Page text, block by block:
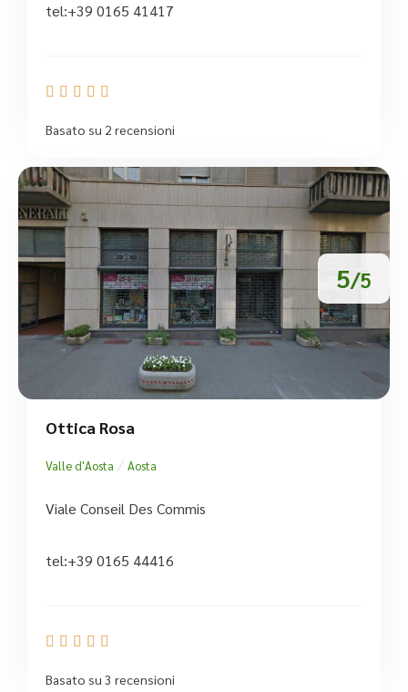
tel:+39 0165 41417
    
Basato su 2 recensioni
5/5
Ottica Rosa
Valle d'Aosta / Aosta
Viale Conseil Des Commis
tel:+39 0165 44416
    
Basato su 3 recensioni